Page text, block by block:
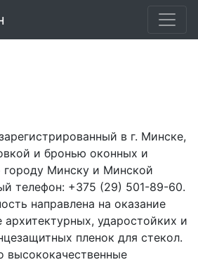
в г. Минске,
и бронью оконных и
городу Минску и Минской
телефон: +375 (29) 501-89-60.
направлена на оказание
архитектурных, ударостойких и
пленок для стекол.
высококачественные